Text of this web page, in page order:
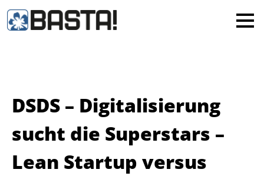
DSDS – Digitalisierung
sucht die Superstars –
Lean Startup versus
MAINZ
Alle